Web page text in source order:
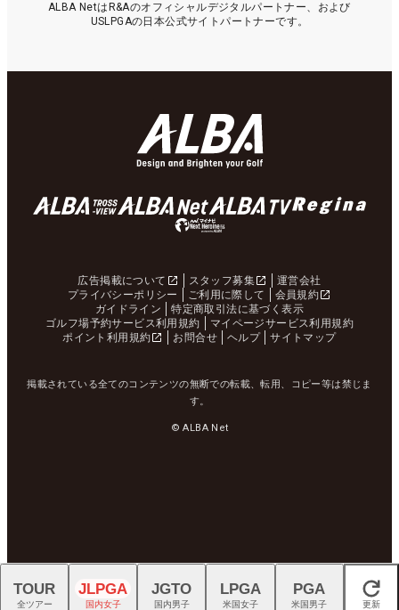
ALBA NetはR&Aのオフィシャルデジタルパートナー、および
USLPGAの日本公式サイトパートナーです。
広告掲載について スタッフ募集
運営会社
プライバシーポリシー
ご利用に際して
会員規約
ガイドライン
特定商取引法に基づく表示
ゴルフ場予約サービス利用規約
マイページサービス利用規約
ポイント利用規約
お問合せ ヘルプ サイトマップ
掲載されている全てのコンテンツの無断での転載、転用、コピー等は禁じま
す。
© ALBA Net
閉じる
TOUR
全ツアー
JLPGA
国内女子
JGTO
国内男子
LPGA
米国女子
PGA
米国男子 更新